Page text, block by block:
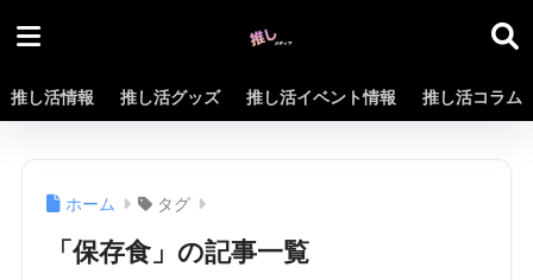
推し活情報 推し活グッズ 推し活イベント情報 推し活コラム
ホーム タグ
「保存食」の記事一覧